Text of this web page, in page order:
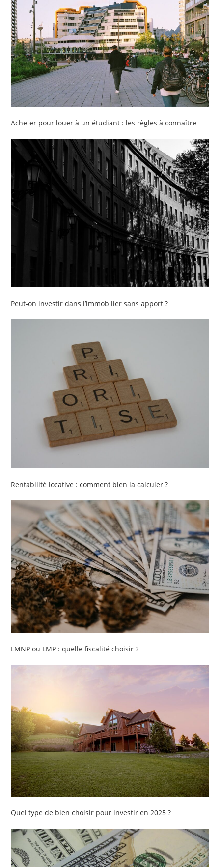
Acheter pour louer à un étudiant : les règles à connaître
Peut-on investir dans l’immobilier sans apport ?
Rentabilité locative : comment bien la calculer ?
LMNP ou LMP : quelle fiscalité choisir ?
Quel type de bien choisir pour investir en 2025 ?